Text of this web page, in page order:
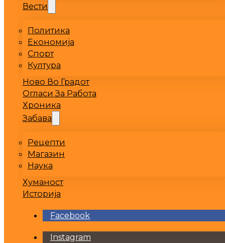
Вести
Политика
Економија
Спорт
Култура
Ново Во Градот
Огласи За Работа
Хроника
Забава
Рецепти
Магазин
Наука
Хуманост
Историја
Facebook
Instagram